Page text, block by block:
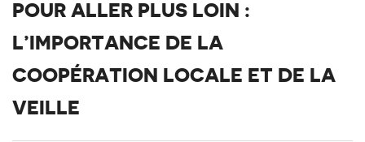
POUR ALLER PLUS LOIN :
L’IMPORTANCE DE LA
COOPÉRATION LOCALE ET DE LA
VEILLE